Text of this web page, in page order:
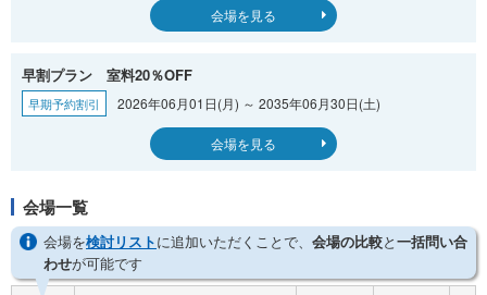
会場を見る
早割プラン 室料20％OFF
早期予約割引 2026年06月01日(月) ～ 2035年06月30日(土)
会場を見る
会場一覧
会場を検討リストに追加いただくことで、 会場の比較と一括問い合
わせが可能です